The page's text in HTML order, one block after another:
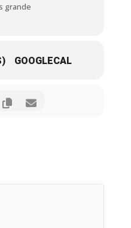
grande
GOOGLECAL